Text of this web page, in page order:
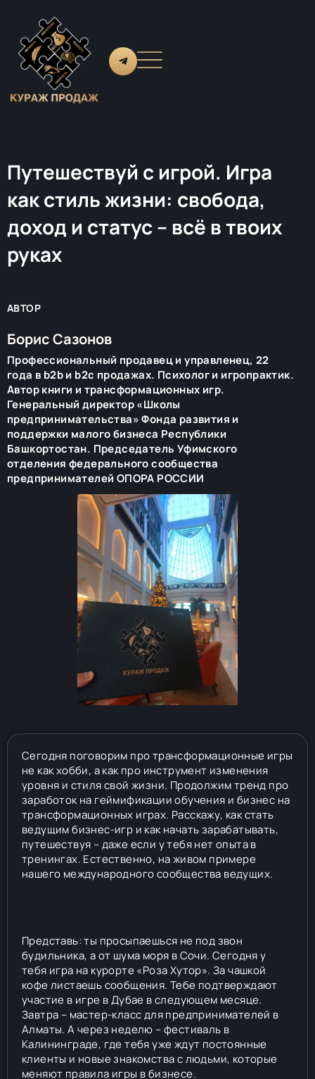
Путешествуй с игрой. Игра
как стиль жизни: свобода,
доход и статус – всё в твоих
руках
АВТОР
Борис Сазонов
Профессиональный продавец и управленец, 22
года в b2b и b2c продажах. Психолог и игропрактик.
Автор книги и трансформационных игр.
Генеральный директор «Школы
предпринимательства» Фонда развития и
поддержки малого бизнеса Республики
Башкортостан. Председатель Уфимского
отделения федерального сообщества
предпринимателей ОПОРА РОССИИ
Сегодня поговорим про трансформационные игры
не как хобби, а как про инструмент изменения
уровня и стиля свой жизни. Продолжим тренд про
заработок на геймификации обучения и бизнес на
трансформационных играх. Расскажу, как стать
ведущим бизнес-игр и как начать зарабатывать,
путешествуя – даже если у тебя нет опыта в
тренингах. Естественно, на живом примере
нашего международного сообщества ведущих.
Представь: ты просыпаешься не под звон
будильника, а от шума моря в Сочи. Сегодня у
тебя игра на курорте «Роза Хутор». За чашкой
кофе листаешь сообщения. Тебе подтверждают
участие в игре в Дубае в следующем месяце.
Завтра – мастер-класс для предпринимателей в
Алматы. А через неделю – фестиваль в
Калининграде, где тебя уже ждут постоянные
клиенты и новые знакомства с людьми, которые
меняют правила игры в бизнесе.